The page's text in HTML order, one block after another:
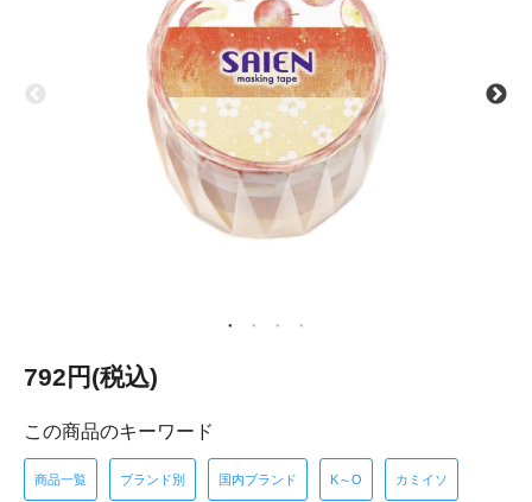
792円(税込)
この商品のキーワード
商品一覧 ブランド別 国内ブランド K～O カミイソ